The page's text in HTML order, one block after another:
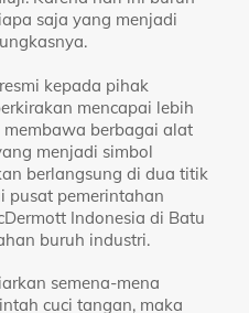
saja yang menjadi
kepada pihak
mencapai lebih
berbagai alat
menjadi simbol
berlangsung di dua titik
pusat pemerintahan
Indonesia di Batu
buruh industri.
semena-mena
cuci tangan, maka